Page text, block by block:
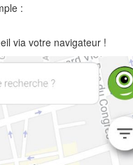
:
via votre navigateur !